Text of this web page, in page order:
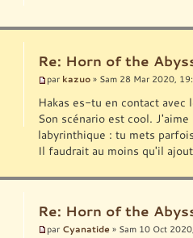
Re: Horn of the
par kazuo » Sam 28 Mar 2020,
Hakas es-tu en contact avec
Son scénario est cool.
labyrinthique : tu mets
Il faudrait au moins qu'il
Re: Horn of the
par Cyanatide » Sam 10 Oct